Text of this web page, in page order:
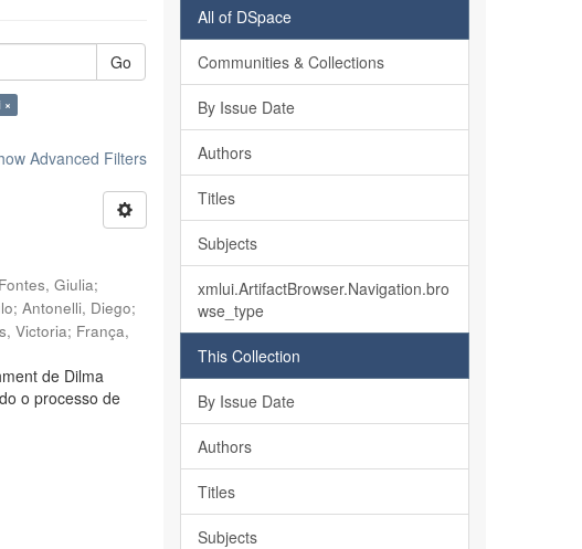
Go
×
Advanced Filters
Fontes, Giulia;
;Antonelli, Diego;
Victoria; França,
de Dilma
o processo de
All of DSpace
Communities & Collections
By Issue Date
Authors
Titles
Subjects
xmlui.ArtifactBrowser.Navigation.bro
wse_type
This Collection
By Issue Date
Authors
Titles
Subjects